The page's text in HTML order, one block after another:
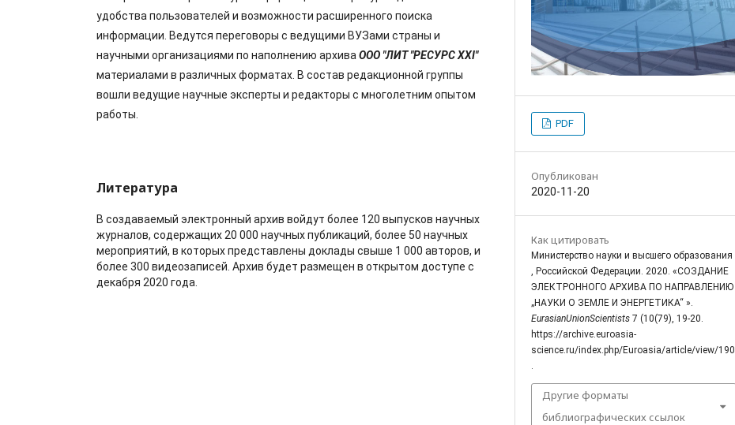
удобства пользователей и возможности расширенного поиска
информации. Ведутся переговоры с ведущими ВУЗами страны и
научными организациями по наполнению архива ООО "ЛИТ "РЕСУРСXXI"
материалами в различных форматах. В состав редакционной группы
вошли ведущие научные эксперты и редакторы с многолетним опытом
работы.
Литература
В создаваемый электронный архив войдут более 120 выпусков научных
журналов, содержащих 20 000 научных публикаций, более 50 научных
мероприятий, в которых представлены доклады свыше 1 000 авторов, и
более 300 видеозаписей. Архив будет размещен в открытом доступе с
декабря 2020 года.
PDF
Опубликован
2020-11-20
Как цитировать
Министерство науки и высшего образования
, Российской Федерации. 2020. «СОЗДАНИЕ
ЭЛЕКТРОННОГО АРХИВА ПО НАПРАВЛЕНИЮ
„НАУКИ О ЗЕМЛЕ И ЭНЕРГЕТИКА“ ».
EurasianUnionScientists 7 (10(79), 19-20.
https://archive.euroasia-
science.ru/index.php/Euroasia/article/view/190
Другие форматы
библиографических ссылок